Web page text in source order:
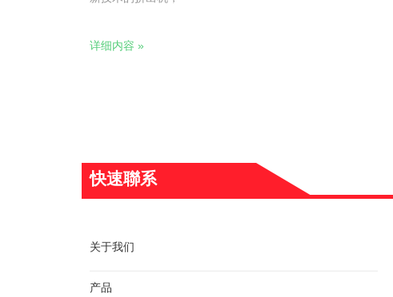
详细内容 »
快速聯系
关于我们
产品